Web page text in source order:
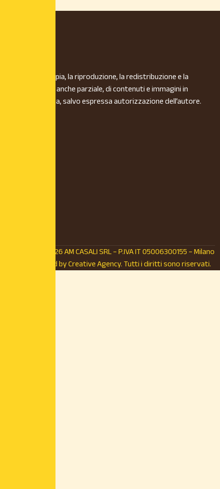
È vietata la copia, la riproduzione, la redistribuzione e la
pubblicazione, anche parziale, di contenuti e immagini in
qualsiasi forma, salvo espressa autorizzazione dell’autore.
© Copyright 2026 AM CASALI SRL – P.IVA IT 05006300155 – Milano
(MI) – Powered byCreative Agency.Tutti i diritti sono riservati.